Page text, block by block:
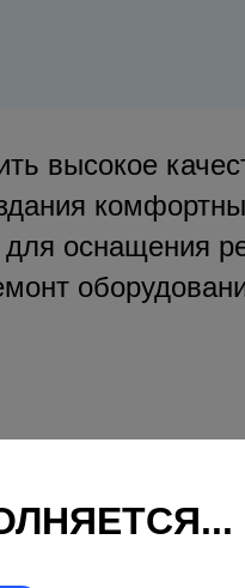
высокое
оснащения